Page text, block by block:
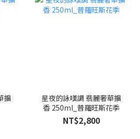
擴
星夜的詠嘆調 翡麗奢華擴
香 250ml_普羅旺斯花季
NT$2,800